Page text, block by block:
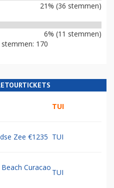
21% (36 stemmen)
6% (11 stemmen)
170
TUI
Zee €1235 TUI
Curacao
TUI